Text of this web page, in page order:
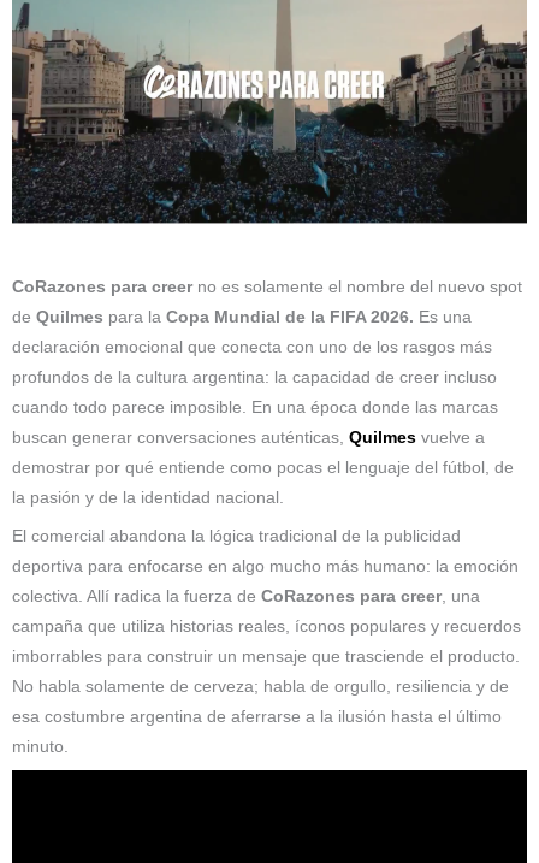
CoRazones para creerno es solamente el nombre del nuevo spot
de Quilmes para la Copa Mundial de la FIFA 2026. Es una
declaración emocional que conecta con uno de los rasgos más
profundos de la cultura argentina: la capacidad de creer incluso
cuando todo parece imposible. En una época donde las marcas
buscan generar conversaciones auténticas, Quilmes vuelve a
demostrar por qué entiende como pocas el lenguaje del fútbol, de
la pasión y de la identidad nacional.
El comercial abandona la lógica tradicional de la publicidad
deportiva para enfocarse en algo mucho más humano: la emoción
colectiva. Allí radica la fuerza de CoRazones para creer, una
campaña que utiliza historias reales, íconos populares y recuerdos
imborrables para construir un mensaje que trasciende el producto.
No habla solamente de cerveza; habla de orgullo, resiliencia y de
esa costumbre argentina de aferrarse a la ilusión hasta el último
minuto.